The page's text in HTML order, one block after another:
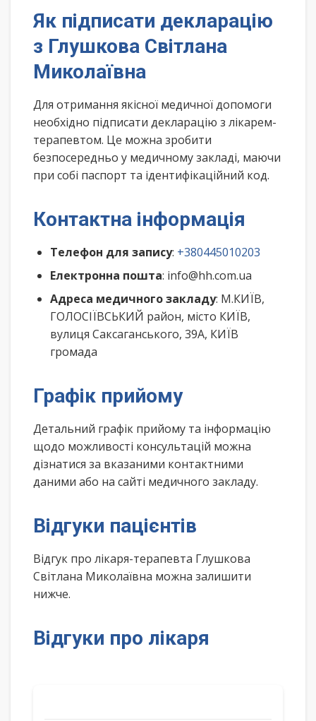
Як підписати декларацію
з Глушкова Світлана
Миколаївна
Для отримання якісної медичної допомоги
необхідно підписати декларацію з лікарем-
терапевтом. Це можна зробити
безпосередньо у медичному закладі, маючи
при собі паспорт та ідентифікаційний код.
Контактна інформація
Телефон для запису: +380445010203
Електронна пошта: info@hh.com.ua
Адреса медичного закладу: М.КИЇВ,
ГОЛОСІЇВСЬКИЙ район, місто КИЇВ,
вулиця Саксаганського, 39А, КИЇВ
громада
Графік прийому
Детальний графік прийому та інформацію
щодо можливості консультацій можна
дізнатися за вказаними контактними
даними або на сайті медичного закладу.
Відгуки пацієнтів
Відгук про лікаря-терапевта Глушкова
Світлана Миколаївна можна залишити
нижче.
Відгуки про лікаря